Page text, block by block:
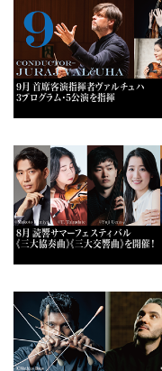
9月 首席客演指揮者ヴァルチュハ
3プログラム・5公演を指揮
8月 読響サマーフェスティバル
《三大協奏曲》《三大交響曲》を開催！